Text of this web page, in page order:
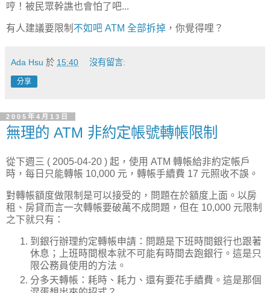
哼！被民眾幹譙也會怕了吧...
有人建議要限制 不如吧 ATM 全部拆掉 ，你覺得哩？
Ada Hsu 於 15:40 沒有留言:
分享
2005年4月13日
無理的 ATM 非約定帳號轉帳限制
從下週三 ( 2005-04-20 ) 起，使用 ATM 轉帳給非約定帳戶
時，每日只能轉帳 10,000 元，轉帳手續費 17 元照收不誤。
對轉帳額度做限制是可以接受的，問題在於額度上面。以房
租、房貸而言一次轉帳要破萬不成問題，但在 10,000 元限制
之下就只有：
到銀行辦理約定轉帳申請：問題是下班時間銀行也跟著
休息；上班時間根本就不可能有時間去跑銀行。這是只
限公務員使用的方法。
分多天轉帳：耗時、耗力、還有要花手續費。這是那個